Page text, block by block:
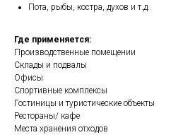
Пота, рыбы, костра, духов и т.д.
Где применяется:
Производственные помещении
Склады и подвалы
Офисы
Спортивные комплексы
Гостиницы и туристические объекты
Рестораны/ кафе
Места хранения отходов